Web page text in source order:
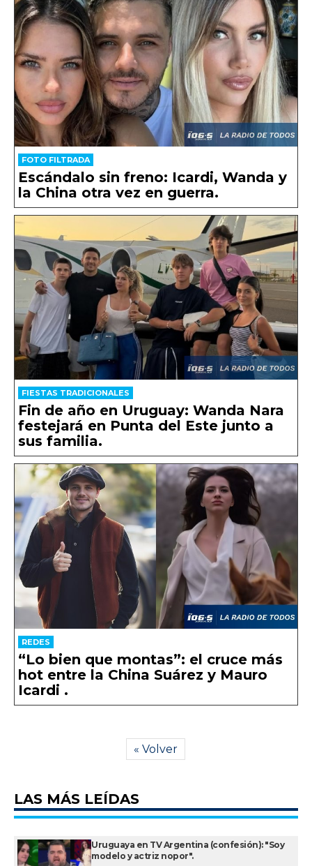
FOTO FILTRADA
Escándalo sin freno: Icardi, Wanda y
la China otra vez en guerra.
FIESTAS TRADICIONALES
Fin de año en Uruguay: Wanda Nara
festejará en Punta del Este junto a
sus familia.
REDES
“Lo bien que montas”: el cruce más
hot entre la China Suárez y Mauro
Icardi .
« Volver
LAS MÁS LEÍDAS
Uruguaya en TV Argentina (confesión): "Soy
modelo y actriz nopor".